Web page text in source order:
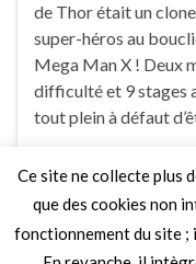
de Thor était un
super-héros au
Mega Man X ! Deux
difficulté et 9 stages
tout plein à défaut
Ce site ne collecte plus
que des cookies non
fonctionnement du site ;